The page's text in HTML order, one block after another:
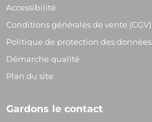
Accessibilité
Conditions générales de vente (CGV)
Politique de protection des données
Démarche qualité
Plan du site
Gardons le contact